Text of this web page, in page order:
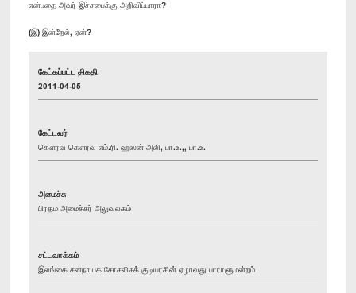
என்பதை அவர் இச்சபைக்கு அறிவிப்பாரா?
(இ) இன்றேல், ஏன்?
கேட்கப்பட்ட திகதி
2011-04-05
கேட்டவர்
கௌரவ கௌரவ எம்.ரி. ஹஸன் அலி, பா.உ.,, பா.உ.
அமைச்சு
பிரதம அமைச்சர் அலுவலகம்
சட்டவாக்கம்
இலங்கை சனநாயக சோசலிசக் குடியரசின் ஏழாவது பாராளுமன்றம்